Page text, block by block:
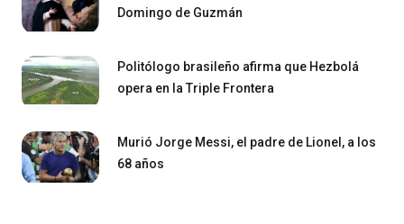
Domingo de Guzmán
Politólogo brasileño afirma que Hezbolá
opera en la Triple Frontera
Murió Jorge Messi, el padre de Lionel, a los
68 años